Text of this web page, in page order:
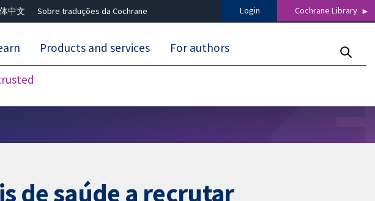
中文 Sobre traduções da Cochrane Login Cochrane Library
Products and services For authors
de saúde a recrutar